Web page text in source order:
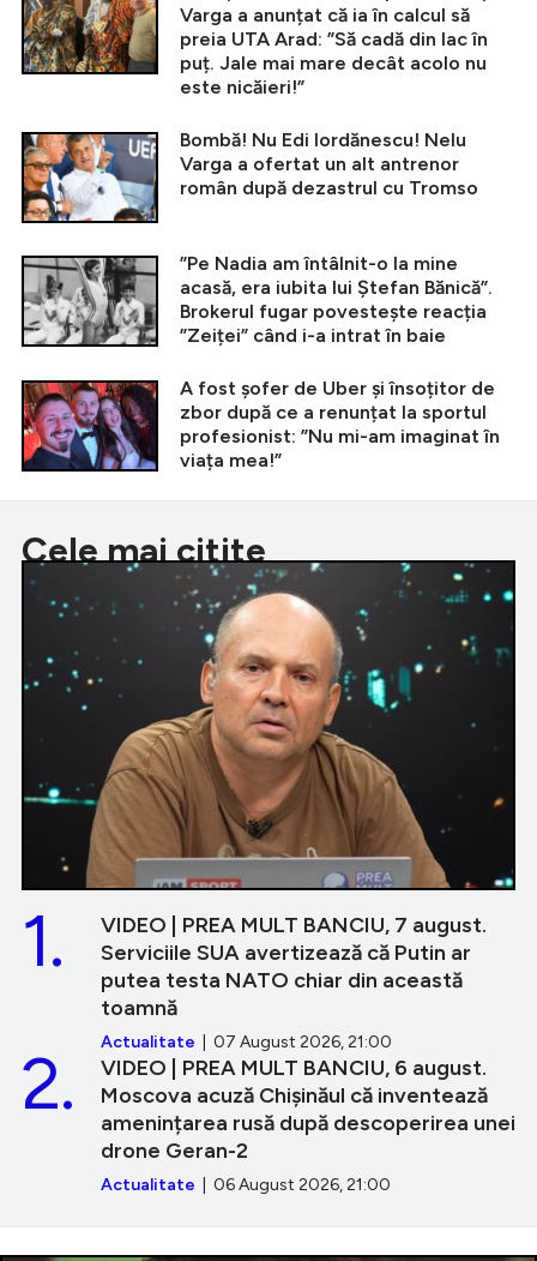
Varga a anunțat că ia în calcul să
preia UTA Arad: ”Să cadă din lac în
puț. Jale mai mare decât acolo nu
este nicăieri!”
Bombă! Nu Edi Iordănescu! Nelu
Varga a ofertat un alt antrenor
român după dezastrul cu Tromso
”Pe Nadia am întâlnit-o la mine
acasă, era iubita lui Ștefan Bănică”.
Brokerul fugar povestește reacția
”Zeiței” când i-a intrat în baie
A fost șofer de Uber și însoțitor de
zbor după ce a renunțat la sportul
profesionist: ”Nu mi-am imaginat în
viața mea!”
Cele mai citite
VIDEO | PREA MULT BANCIU, 7 august.
Serviciile SUA avertizează că Putin ar
putea testa NATO chiar din această
toamnă
Actualitate | 07 August 2026, 21:00
1.
VIDEO | PREA MULT BANCIU, 6 august.
Moscova acuză Chișinăul că inventează
amenințarea rusă după descoperirea unei
drone Geran-2
Actualitate | 06 August 2026, 21:00
2.